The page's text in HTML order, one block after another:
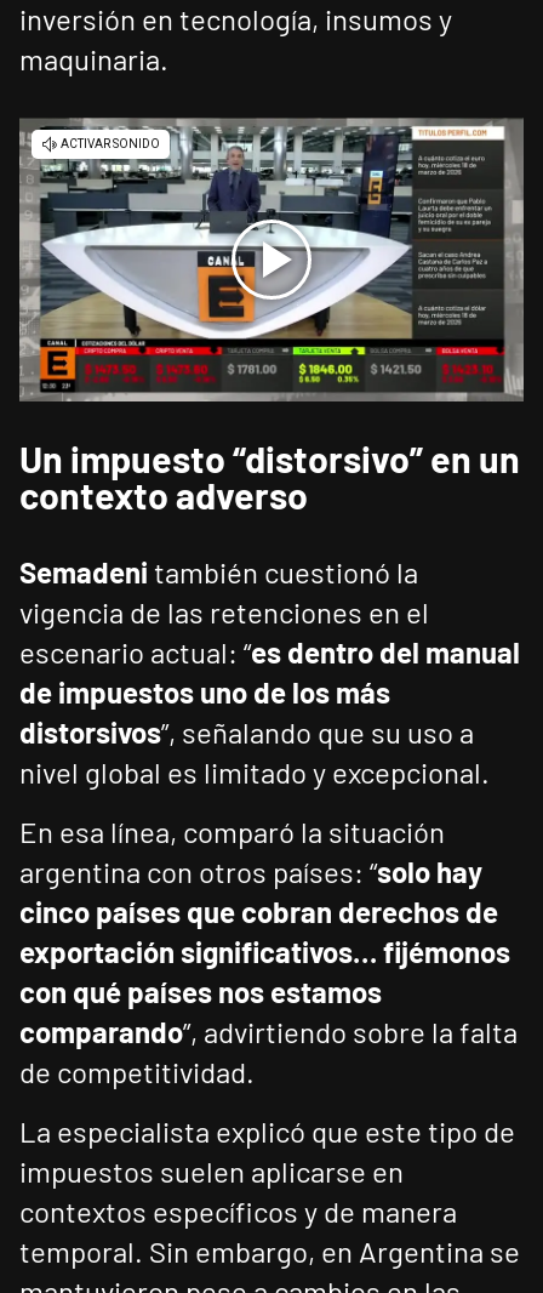
inversión en tecnología, insumos y
maquinaria.
Un impuesto “distorsivo” en un
contexto adverso
Semadeni también cuestionó la
vigencia de las retenciones en el
escenario actual: “es dentro del manual
de impuestos uno de los más
distorsivos”, señalando que su uso a
nivel global es limitado y excepcional.
En esa línea, comparó la situación
argentina con otros países: “solo hay
cinco países que cobran derechos de
exportación significativos… fijémonos
con qué países nos estamos
comparando”, advirtiendo sobre la falta
de competitividad.
La especialista explicó que este tipo de
impuestos suelen aplicarse en
contextos específicos y de manera
temporal. Sin embargo, en Argentina se